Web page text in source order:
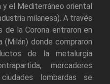
el Mediterráneo oriental
milanesa). A través
de la Corona entraron en
donde compraron
de la metalurgia
mercaderes
lombardas se